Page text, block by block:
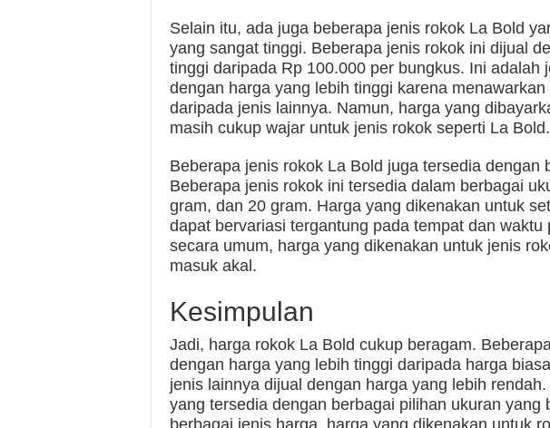
Selain itu, ada juga beberapa jenis rokok La Bold
yang sangat tinggi. Beberapa jenis rokok ini dijual
tinggi daripada Rp 100.000 per bungkus. Ini adalah
dengan harga yang lebih tinggi karena
daripada jenis lainnya. Namun, harga yang
masih cukup wajar untuk jenis rokok seperti La Bold.
Beberapa jenis rokok La Bold juga tersedia dengan
Beberapa jenis rokok ini tersedia dalam berbagai
gram, dan 20 gram. Harga yang dikenakan untuk
dapat bervariasi tergantung pada tempat dan waktu
secara umum, harga yang dikenakan untuk jenis
masuk akal.
Kesimpulan
Jadi, harga rokok La Bold cukup beragam.
dengan harga yang lebih tinggi daripada harga
jenis lainnya dijual dengan harga yang lebih
yang tersedia dengan berbagai pilihan ukuran yang
berbagai jenis harga, harga yang dikenakan untuk